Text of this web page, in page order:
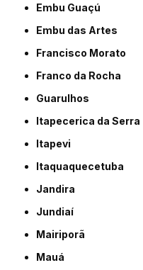
Embu Guaçú
Embu das Artes
Francisco Morato
Franco da Rocha
Guarulhos
Itapecerica da Serra
Itapevi
Itaquaquecetuba
Jandira
Jundiaí
Mairiporã
Mauá